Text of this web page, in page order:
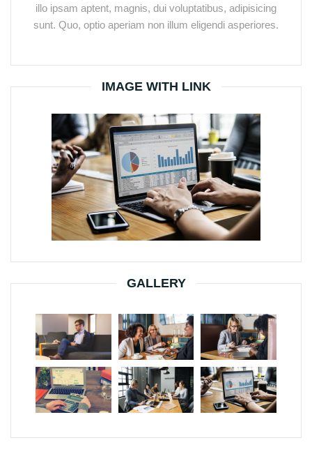
illo ipsam aptent, magnis, dui voluptatibus, adipisicing
sunt. Quo, optio aperiam non illum eligendi asperiores.
IMAGE WITH LINK
GALLERY